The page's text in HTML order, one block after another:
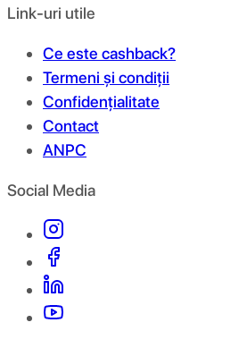
Link-uri utile
Ce este cashback?
Termeni și condiții
Confidențialitate
Contact
ANPC
Social Media